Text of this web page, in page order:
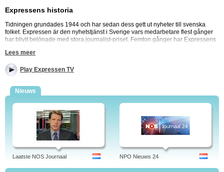
Expressens historia
Tidningen grundades 1944 och har sedan dess gett ut nyheter till svenska
folket. Expressen är den nyhetstjänst i Sverige vars medarbetare flest gånger
har blivit belönade med stora journalist-priset. Femton gånger har Expressens
Se de senaste nyheterna vart du än är, när som helst. Det enda du behöver för
pendlaren eller dig som är ute på språng men fortfarande vill fortsätta vara
uppdaterad och allmänbildad. Se nyheter från hela världen med Expressen tv!
Se TV på Expressen.se - tv-klipp från nyheter, sport och nöje. Roliga videor och
klipp på kändisar, Idol och filmtrailers.
Programmen: Almedalen, Bar and Politics, Best Birgings, Table Birro, Flower
Girl, Blue Line, Book Fair, Cecilia Hagen, Champions League, Courtside,
Film, Movie Trailer, Football, The FIFA World Cup, Crazy clip, Golf, Dig, OT, GT
Lees meer
Play Expressen TV
Nieuws
Laatste NOS Journaal NPO Nieuws 24